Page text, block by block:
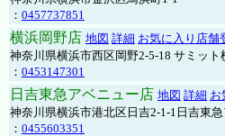
： 0457737851
横浜岡野店 地図 詳細 お気に入り店舗
神奈川県横浜市西区岡野2-5-18 サミット
： 0453147301
日吉東急アベニュー店 地図 詳細 お
神奈川県横浜市港北区日吉2-1-1日吉東
： 0455603351